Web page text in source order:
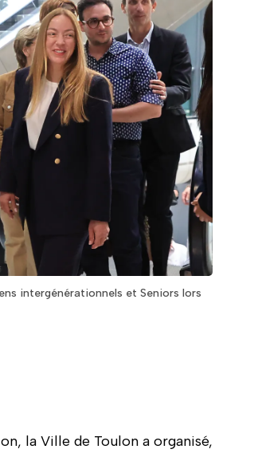
intergénérationnels et Seniors lors
la Ville de Toulon a organisé,